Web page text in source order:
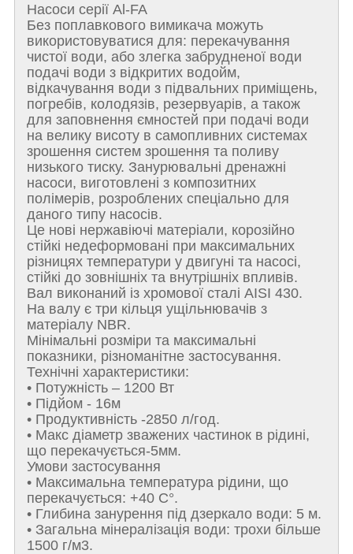
Насоси серії Al-FA
Без поплавкового вимикача можуть
використовуватися для: перекачування
чистої води, або злегка забрудненої води
подачі води з відкритих водойм,
відкачування води з підвальних приміщень,
погребів, колодязів, резервуарів, а також
для заповнення ємностей при подачі води
на велику висоту в самопливних системах
зрошення систем зрошення та поливу
низького тиску. Занурювальні дренажні
насоси, виготовлені з композитних
полімерів, розроблених спеціально для
даного типу насосів.
Це нові нержавіючі матеріали, корозійно
стійкі недеформовані при максимальних
різницях температури у двигуні та насосі,
стійкі до зовнішніх та внутрішніх впливів.
Вал виконаний із хромової сталі AISI 430.
На валу є три кільця ущільнювачів з
матеріалу NBR.
Мінімальні розміри та максимальні
показники, різноманітне застосування.
Технічні характеристики:
• Потужність – 1200 Вт
• Підйом - 16м
• Продуктивність -2850 л/год.
• Макс діаметр зважених частинок в рідині,
що перекачується-5мм.
Умови застосування
• Максимальна температура рідини, що
перекачується: +40 С°.
• Глибина занурення під дзеркало води: 5 м.
• Загальна мінералізація води: трохи більше
1500 г/м3.